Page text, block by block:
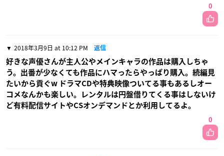
0
2018年3月9日 at 10:12 PM 返信
好きな声優さんが主人公やメインキャラの作品は購入しちゃ
う。出番が少なくても作品にハマったらやっぱり購入。続編見
たいから貢ぐw ドラマCDや特典映像ついてる事もあるしオー
コメなんかも楽しい。レンタルは円盤借りてくる事はしないけ
ど有料配信サイトやCSオンデマンドとか利用してるよ。
0